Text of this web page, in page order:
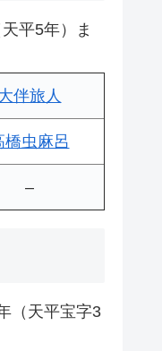
平5年）ま
伴旅人
橋虫麻呂
–
（天平宝字3